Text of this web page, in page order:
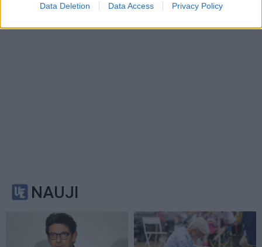
Data Deletion Data Access Privacy Policy
NAUJI